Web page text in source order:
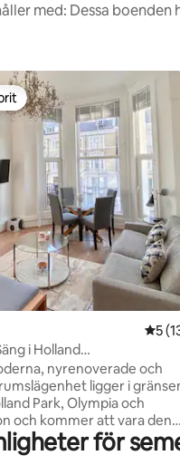
med: Dessa
betyg, 95 omdömen
5 av
5
Kensington W14
nyrenoverade och
ligger i
Park, Olympia och
och kommer att vara den
för din resa! Den har
alla bekvämligheter som
för